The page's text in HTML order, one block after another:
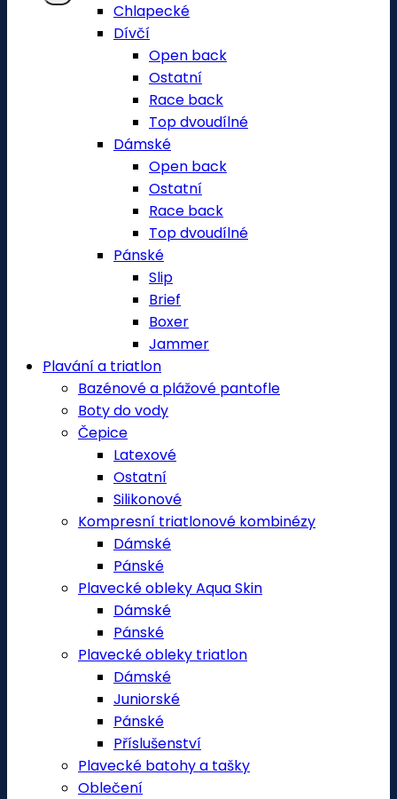
Chlapecké
Dívčí
Open back
Ostatní
Race back
Top dvoudílné
Dámské
Open back
Ostatní
Race back
Top dvoudílné
Pánské
Slip
Brief
Boxer
Jammer
Plavání a triatlon
Bazénové a plážové pantofle
Boty do vody
Čepice
Latexové
Ostatní
Silikonové
Kompresní triatlonové kombinézy
Dámské
Pánské
Plavecké obleky Aqua Skin
Dámské
Pánské
Plavecké obleky triatlon
Dámské
Juniorské
Pánské
Příslušenství
Plavecké batohy a tašky
Oblečení